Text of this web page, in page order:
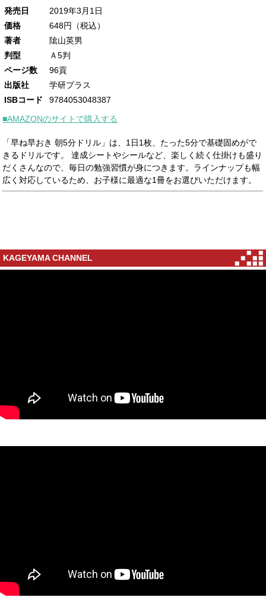
発売日
2019年3月1日
価格
648円（税込）
著者
隂山英男
判型
Ａ5判
ページ数
96貢
出版社
学研プラス
ISBコード
9784053048387
■AMAZONのサイトで購入する
「早ね早おき 朝5分ドリル」は、1日1枚、たった5分で基礎固めがで
きるドリルです。 達成シートやシールなど、楽しく続く仕掛けも盛り
だくさんなので、毎日の勉強習慣が身につきます。ラインナップも幅
広く対応しているため、お子様に最適な1冊をお選びいただけます。
KAGEYAMA CHANNEL